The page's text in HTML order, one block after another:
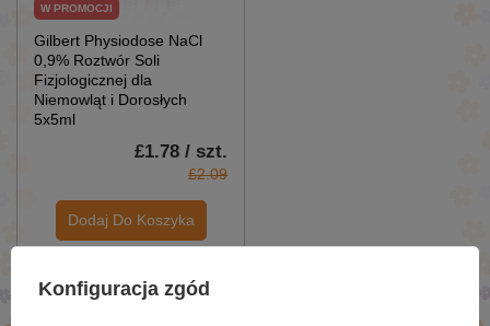
W PROMOCJI
Gilbert Physiodose NaCl
0,9% Roztwór Soli
Fizjologicznej dla
Niemowląt i Dorosłych
5x5ml
£1.78 / szt.
£2.09
Dodaj Do Koszyka
PROMOCJE
Konfiguracja zgód